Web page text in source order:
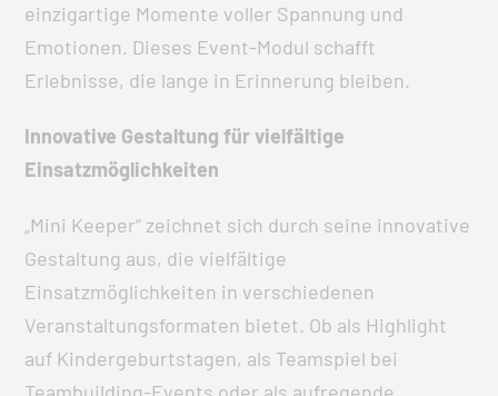
einzigartige Momente voller Spannung und
Emotionen. Dieses Event-Modul schafft
Erlebnisse, die lange in Erinnerung bleiben.
Innovative Gestaltung für vielfältige
Einsatzmöglichkeiten
„Mini Keeper“ zeichnet sich durch seine innovative
Gestaltung aus, die vielfältige
Einsatzmöglichkeiten in verschiedenen
Veranstaltungsformaten bietet. Ob als Highlight
auf Kindergeburtstagen, als Teamspiel bei